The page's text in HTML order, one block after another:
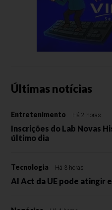
Últimas notícias
Entretenimento Há 2 horas
Inscrições do Lab Novas
último dia
Tecnologia Há 3 horas
AI Act da UE pode atingir